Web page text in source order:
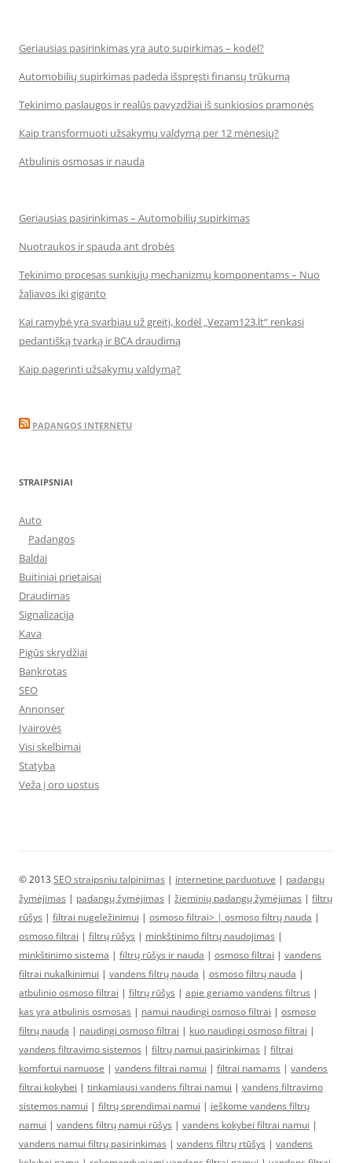
Geriausias pasirinkimas yra auto supirkimas – kodėl?
Automobilių supirkimas padeda išspręsti finansų trūkumą
Tekinimo paslaugos ir realūs pavyzdžiai iš sunkiosios pramonės
Kaip transformuoti užsakymų valdymą per 12 mėnesių?
Atbulinis osmosas ir nauda
Geriausias pasirinkimas – Automobilių supirkimas
Nuotraukos ir spauda ant drobės
Tekinimo procesas sunkiųjų mechanizmų komponentams – Nuo
žaliavos iki giganto
Kai ramybė yra svarbiau už greitį, kodėl „Vezam123.lt“ renkasi
pedantišką tvarką ir BCA draudimą
Kaip pagerinti užsakymų valdymą?
PADANGOS INTERNETU
STRAIPSNIAI
Auto
Padangos
Baldai
Buitiniai prietaisai
Draudimas
Signalizacija
Kava
Pigūs skrydžiai
Bankrotas
SEO
Annonser
Įvairovės
Visi skelbimai
Statyba
Veža į oro uostus
© 2013 SEO straipsniu talpinimas | internetine parduotuve | padangų
žymėjimas | padangų žymėjimas | žieminių padangų žymėjimas | filtrų
rūšys | filtrai nugeležinimui | osmoso filtrai> | osmoso filtrų nauda |
osmoso filtrai | filtrų rūšys | minkštinimo filtrų naudojimas |
minkštinimo sistema | filtrų rūšys ir nauda | osmoso filtrai | vandens
filtrai nukalkinimui | vandens filtrų nauda | osmoso filtrų nauda |
atbulinio osmoso filtrai | filtrų rūšys | apie geriamo vandens filtrus |
kas yra atbulinis osmosas | namui naudingi osmoso filtrai | osmoso
filtrų nauda | naudingi osmoso filtrai | kuo naudingi osmoso filtrai |
vandens filtravimo sistemos | filtrų namui pasirinkimas | filtrai
komfortui namuose | vandens filtrai namui | filtrai namams | vandens
filtrai kokybei | tinkamiausi vandens filtrai namui | vandens filtravimo
sistemos namui | filtrų sprendimai namui | ieškome vandens filtrų
namui | vandens filtrų namui rūšys | vandens kokybei filtrai namui |
vandens namui filtrų pasirinkimas | vandens filtrų rtūšys | vandens